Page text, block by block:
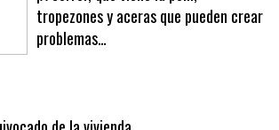
¡A correr, que viene la poli!,
tropezones y aceras que pueden crear